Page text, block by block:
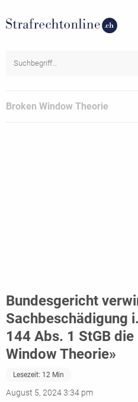
Broken Window Theorie
Bundesgericht
Sachbeschädigung
144 Abs. 1 StGB
Window Theorie»
Lesezeit: 12 Min
August 5, 2024 3:34 pm